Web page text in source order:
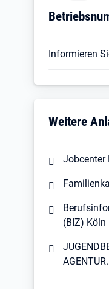
Informieren
Weitere
Jobcenter
(BIZ) Köln